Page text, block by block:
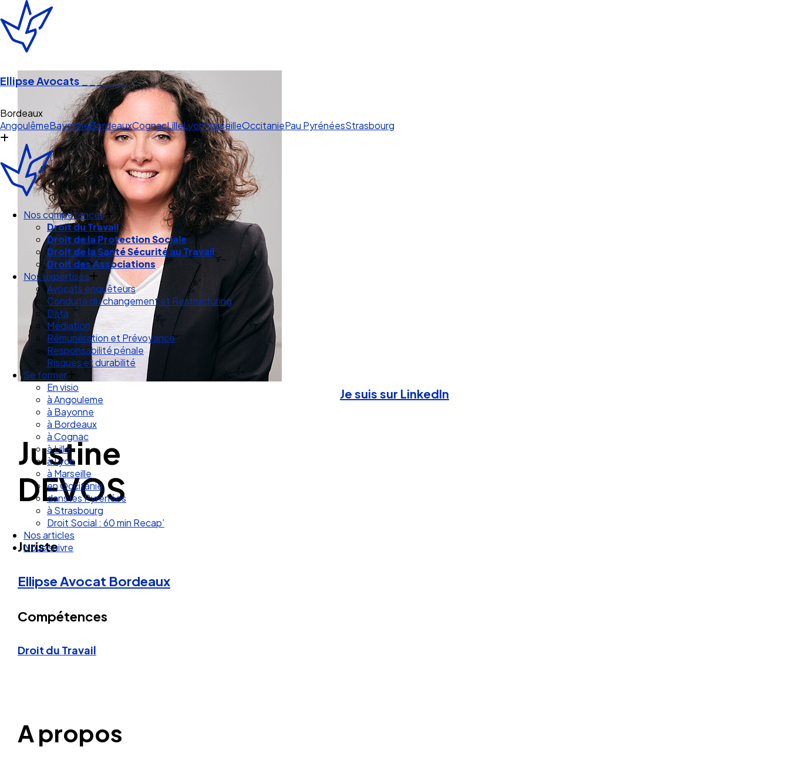
Ellipse Avocats ______
Bordeaux
AngoulêmeBayonneBordeauxCognacLilleLyonMarseilleOccitaniePau PyrénéesStrasbourg
Nos compétences
Droit du Travail
Droit de la Protection Sociale
Droit de la Santé Sécurité au Travail
Droit des Associations
Nos expertises
Avocats enquêteurs
Conduite du changement et Restructuring
Data
Médiation
Rémunération et Prévoyance
Responsabilité pénale
Risques et durabilité
Se former
En visio
à Angouleme
à Bayonne
à Bordeaux
à Cognac
à Lille
à Lyon
à Marseille
en Occitanie
dans les Pyrénées
à Strasbourg
Droit Social : 60 min Recap’
Nos articles
Nous suivre
Je suis sur LinkedIn
Justine
DEVOS
Juriste
Ellipse Avocat Bordeaux
Compétences
Droit du Travail
A propos